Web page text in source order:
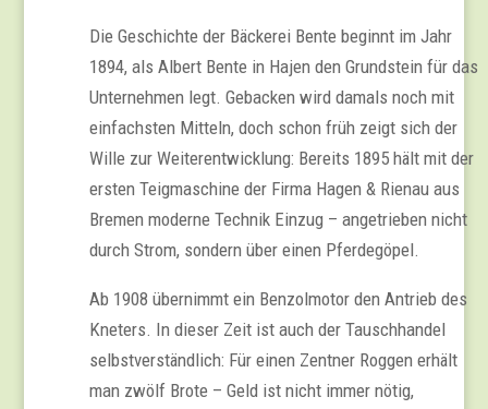
Die Geschichte der Bäckerei Bente beginnt im Jahr
1894, als Albert Bente in Hajen den Grundstein für das
Unternehmen legt. Gebacken wird damals noch mit
einfachsten Mitteln, doch schon früh zeigt sich der
Wille zur Weiterentwicklung: Bereits 1895 hält mit der
ersten Teigmaschine der Firma Hagen & Rienau aus
Bremen moderne Technik Einzug – angetrieben nicht
durch Strom, sondern über einen Pferdegöpel.
Ab 1908 übernimmt ein Benzolmotor den Antrieb des
Kneters. In dieser Zeit ist auch der Tauschhandel
selbstverständlich: Für einen Zentner Roggen erhält
man zwölf Brote – Geld ist nicht immer nötig,